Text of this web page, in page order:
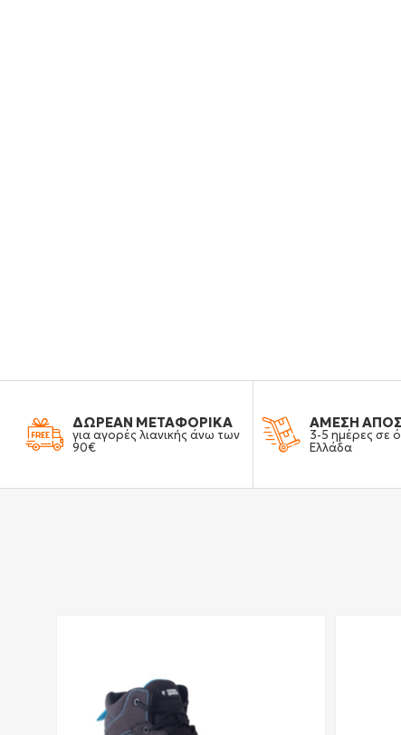
ΔΩΡΕΑΝ ΜΕΤΑΦΟΡΙΚΑ
για αγορές λιανικής άνω των
90€
ΑΜΕΣΗ
3-5 ημέρες σε
Ελλάδα